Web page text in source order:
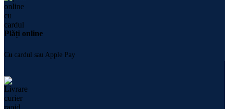
Plăți online
Cu cardul sau Apple Pay